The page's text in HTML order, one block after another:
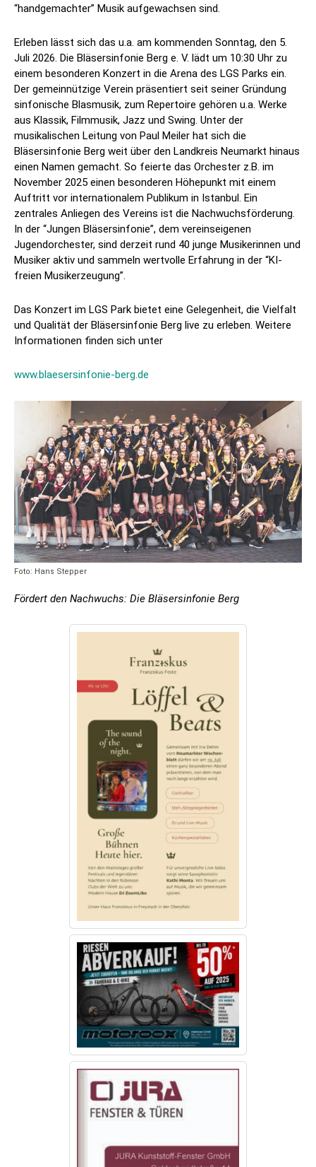
“handgemachter” Musik aufgewachsen sind.
Erleben lässt sich das u.a. am kommenden Sonntag, den 5.
Juli 2026. Die Bläsersinfonie Berg e. V. lädt um 10:30 Uhr zu
einem besonderen Konzert in die Arena des LGS Parks ein.
Der gemeinnützige Verein präsentiert seit seiner Gründung
sinfonische Blasmusik, zum Repertoire gehören u.a. Werke
aus Klassik, Filmmusik, Jazz und Swing. Unter der
musikalischen Leitung von Paul Meiler hat sich die
Bläsersinfonie Berg weit über den Landkreis Neumarkt hinaus
einen Namen gemacht. So feierte das Orchester z.B. im
November 2025 einen besonderen Höhepunkt mit einem
Auftritt vor internationalem Publikum in Istanbul. Ein
zentrales Anliegen des Vereins ist die Nachwuchsförderung.
In der “Jungen Bläsersinfonie”, dem vereinseigenen
Jugendorchester, sind derzeit rund 40 junge Musikerinnen und
Musiker aktiv und sammeln wertvolle Erfahrung in der “KI-
freien Musikerzeugung”.
Das Konzert im LGS Park bietet eine Gelegenheit, die Vielfalt
und Qualität der Bläsersinfonie Berg live zu erleben. Weitere
Informationen finden sich unter
www.blaesersinfonie-berg.de
Foto: Hans Stepper
Fördert den Nachwuchs: Die Bläsersinfonie Berg